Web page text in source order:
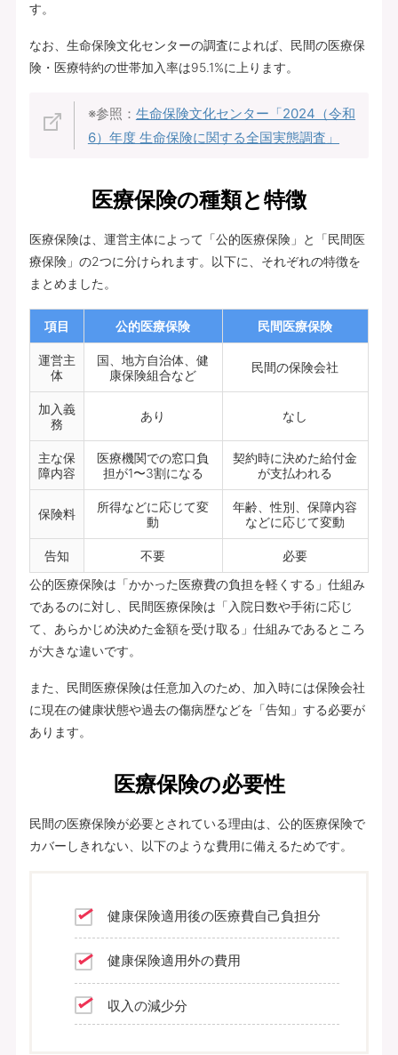
す。
なお、生命保険文化センターの調査によれば、民間の医療保
険・医療特約の世帯加入率は95.1%に上ります。
※参照： 生命保険文化センター「2024（令和
6）年度 生命保険に関する全国実態調査」
医療保険の種類と特徴
医療保険は、運営主体によって「公的医療保険」と「民間医
療保険」の2つに分けられます。以下に、それぞれの特徴を
まとめました。
項目 公的医療保険 民間医療保険
運営主
体
国、地方自治体、健
康保険組合など
民間の保険会社
加入義
務
あり なし
主な保
障内容
医療機関での窓口負
担が1〜3割になる
契約時に決めた給付金
が支払われる
保険料
所得などに応じて変
動
年齢、性別、保障内容
などに応じて変動
告知 不要
必要
公的医療保険は「かかった医療費の負担を軽くする」仕組み
であるのに対し、民間医療保険は「入院日数や手術に応じ
て、あらかじめ決めた金額を受け取る」仕組みであるところ
が大きな違いです。
また、民間医療保険は任意加入のため、加入時には保険会社
に現在の健康状態や過去の傷病歴などを「告知」する必要が
あります。
医療保険の必要性
民間の医療保険が必要とされている理由は、公的医療保険で
カバーしきれない、以下のような費用に備えるためです。
健康保険適用後の医療費自己負担分
健康保険適用外の費用
収入の減少分